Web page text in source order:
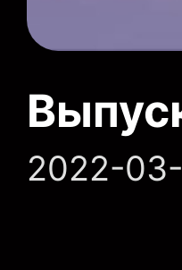
2022-